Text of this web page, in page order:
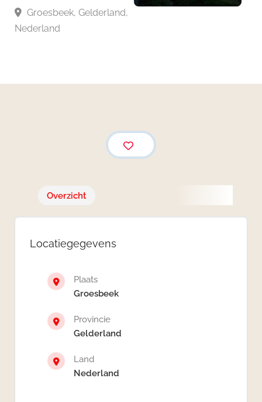
Groesbeek
Groesbeek, Gelderland,
Overzicht
Locatiegegevens
Plaats
Groesbeek
Provincie
Gelderland
Land
Nederland